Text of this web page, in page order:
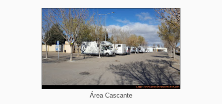
Área Cascante